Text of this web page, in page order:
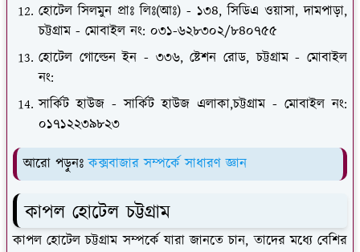
হোটেল সিলমুন প্রাঃ লিঃ(আঃ) - ১৩৪, সিডিএ ওয়াসা, দামপাড়া,
চট্টগ্রাম - মোবাইল নং: ০৩১-৬২৮৩০২/৮৪০৭৫৫
হোটেল গোল্ডেন ইন - ৩৩৬, ষ্টেশন রোড, চট্টগ্রাম - মোবাইল
নং:
সার্কিট হাউজ - সার্কিট হাউজ এলাকা,চট্টগ্রাম - মোবাইল নং:
০১৭১২২৩৯৮২৩
আরো পড়ুনঃকক্সবাজার সম্পর্কে সাধারণ জ্ঞান
কাপল হোটেল চট্টগ্রাম
কাপল হোটেল চট্টগ্রাম সম্পর্কে যারা জানতে চান, তাদের মধ্যে বেশির